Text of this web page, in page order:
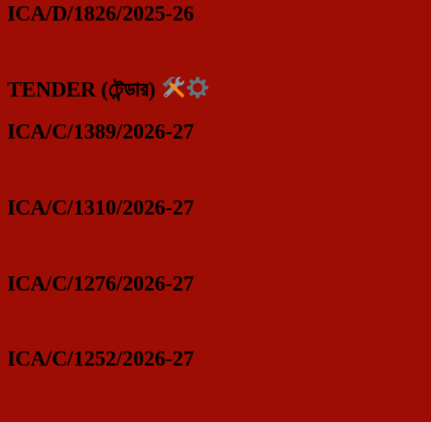
ICA/D/1826/2025-26
TENDER (টেন্ডার)
ICA/C/1389/2026-27
ICA/C/1310/2026-27
ICA/C/1276/2026-27
ICA/C/1252/2026-27